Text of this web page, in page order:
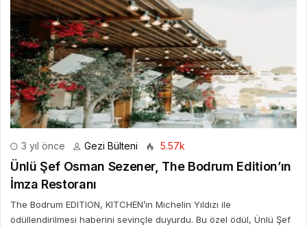
3 yıl önce Gezi Bülteni 5.57k
Ünlü Şef Osman Sezener, The Bodrum Edition’ın
İmza Restoranı
The Bodrum EDITION, KITCHEN’ın Michelin Yıldızı ile
ödüllendirilmesi haberini sevinçle duyurdu. Bu özel ödül, Ünlü Şef